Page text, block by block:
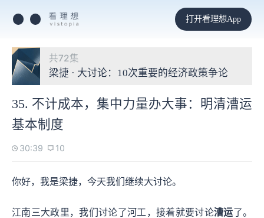
打开看理想App
共72集
梁捷 · 大讨论：10次重要的经济政策争论
35. 不计成本，集中力量办大事：明清漕运
基本制度
30:39 10
你好，我是梁捷，今天我们继续大讨论。
江南三大政里，我们讨论了河工，接着就要讨论漕运了。